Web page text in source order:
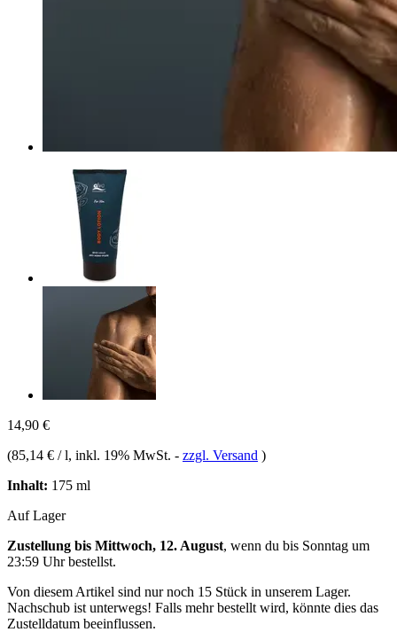
14,90 €
(85,14 € / l, inkl. 19% MwSt. - zzgl. Versand )
Inhalt: 175 ml
Auf Lager
Zustellung bis Mittwoch, 12. August, wenn du bis Sonntag um
23:59 Uhrbestellst.
Von diesem Artikel sind nur noch 15 Stück in unserem Lager.
Nachschub ist unterwegs! Falls mehr bestellt wird, könnte dies das
Zustelldatum beeinflussen.